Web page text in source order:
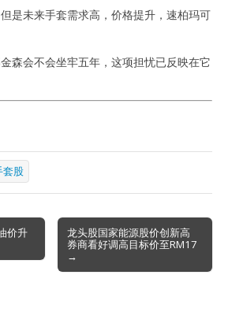
但是未来手套需求高，价格提升，速柏玛可
森会不会坐牢五年，这项担忧已反映在它
套股
价升
龙头股国家能源股价创新高
券商看好调高目标价至RM17
→